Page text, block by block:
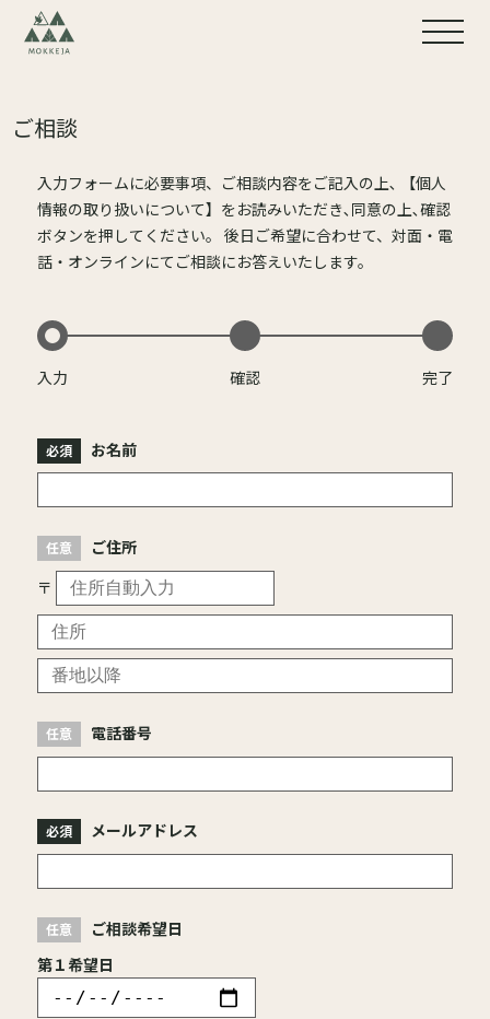
ご相談
入力フォームに必要事項、ご相談内容をご記入の上､ 【個人
情報の取り扱いについて】をお読みいただき､同意の上､確認
ボタンを押してください。 後日ご希望に合わせて、対面・電
話・オンラインにてご相談にお答えいたします。
入力 確認 完了
お名前
ご住所
郵便番号
〒
住所
番地以降
電話番号
メールアドレス
ご相談希望日
第１希望日